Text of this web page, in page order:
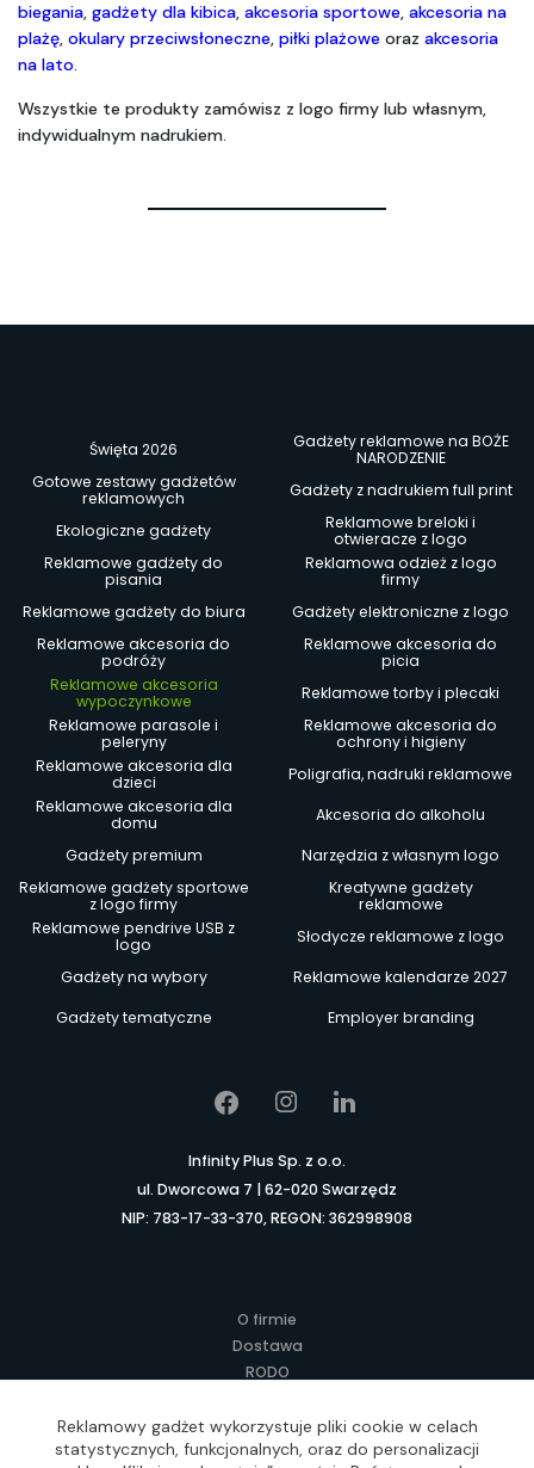
biegania, gadżety dla kibica, akcesoria sportowe, akcesoria na
plażę, okulary przeciwsłoneczne, piłki plażowe oraz akcesoria
na lato.
Wszystkie te produkty zamówisz z logo firmy lub własnym,
indywidualnym nadrukiem.
Święta 2026
Gadżety reklamowe na BOŻE
NARODZENIE
Gotowe zestawy gadżetów
reklamowych
Gadżety z nadrukiem full print
Ekologiczne gadżety
Reklamowe breloki i
otwieracze z logo
Reklamowe gadżety do
pisania
Reklamowa odzież z logo
firmy
Reklamowe gadżety do biura
Gadżety elektroniczne z logo
Reklamowe akcesoria do
podróży
Reklamowe akcesoria do
picia
Reklamowe akcesoria
wypoczynkowe
Reklamowe torby i plecaki
Reklamowe parasole i
peleryny
Reklamowe akcesoria do
ochrony i higieny
Reklamowe akcesoria dla
dzieci
Poligrafia, nadruki reklamowe
Reklamowe akcesoria dla
domu
Akcesoria do alkoholu
Gadżety premium
Narzędzia z własnym logo
Reklamowe gadżety sportowe
z logo firmy
Kreatywne gadżety
reklamowe
Reklamowe pendrive USB z
logo
Słodycze reklamowe z logo
Gadżety na wybory
Reklamowe kalendarze 2027
Gadżety tematyczne
Employer branding
Infinity Plus Sp. z o.o.
ul. Dworcowa 7 | 62-020 Swarzędz
NIP: 783-17-33-370, REGON: 362998908
O firmie
Dostawa
RODO
Regulamin
Lokalne Gadżety Reklamowe
Reklamowy gadżet wykorzystuje pliki cookie w celach
statystycznych, funkcjonalnych, oraz do personalizacji